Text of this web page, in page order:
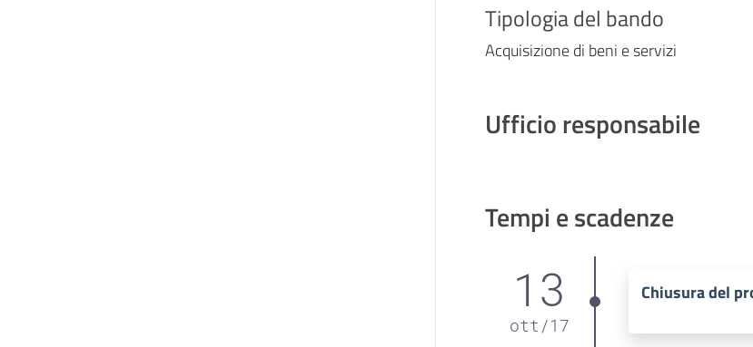
Tipologia del bando
Acquisizione di beni e servizi
Ufficio responsabile
Tempi e scadenze
13
ott /17
Chiusura del